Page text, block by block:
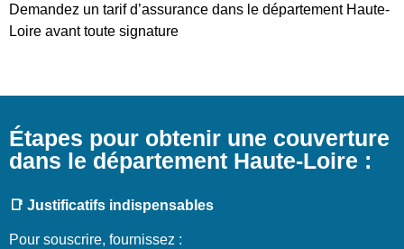
Demandez un tarif d’assurance dans le département Haute-
Loire avant toute signature
Étapes pour obtenir une couverture
dans le département Haute-Loire :
📑 Justificatifs indispensables
Pour souscrire, fournissez :